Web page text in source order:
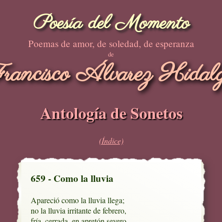
Poesía del Momento
Poemas de amor, de soledad, de esperanza
de
Álvarez
Antología de Sonetos
(Índice)
659 - Como la lluvia
Apareció como la lluvia llega;
no la lluvia irritante de febrero,